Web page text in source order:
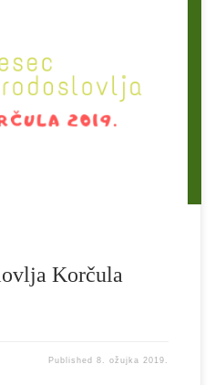
i aktivnim uključenjem
planirana je proširena izvedba
na “Mjesec prirodoslovlja”.
vrijednosti prirodoslovlja
Korčula
Published8. ožujka 2019.